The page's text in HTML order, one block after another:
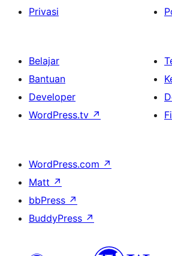
Privasi
Belajar
Bantuan
Developer
WordPress.tv ↗
WordPress.com ↗
Matt ↗
bbPress ↗
BuddyPress ↗